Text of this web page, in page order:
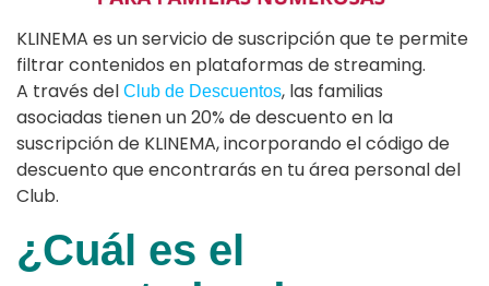
KLINEMA es un servicio de suscripción que te permite
filtrar contenidos en plataformas de streaming.
A través del Club de Descuentos, las familias
asociadas tienen un 20% de descuento en la
suscripción de KLINEMA, incorporando el código de
descuento que encontrarás en tu área personal del
Club.
¿Cuál es el